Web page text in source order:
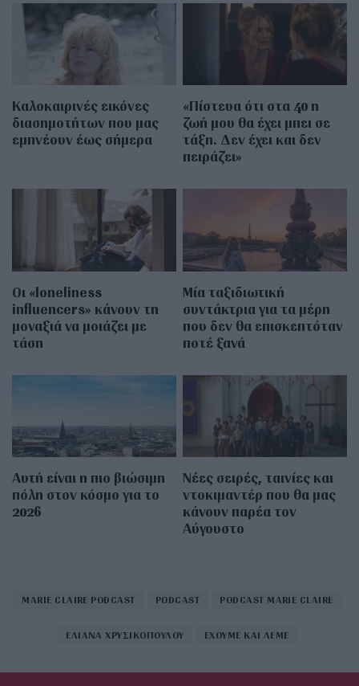
Καλοκαιρινές εικόνες
διασημοτήτων που μας
εμπνέουν έως σήμερα
«Πίστευα ότι στα 40 η
ζωή μου θα έχει μπει σε
τάξη. Δεν έχει και δεν
πειράζει»
Οι «loneliness
influencers» κάνουν τη
μοναξιά να μοιάζει με
τάση
Μία ταξιδιωτική
συντάκτρια για τα μέρη
που δεν θα επισκεπτόταν
ποτέ ξανά
Αυτή είναι η πιο βιώσιμη
πόλη στον κόσμο για το
2026
Νέες σειρές, ταινίες και
ντοκιμαντέρ που θα μας
κάνουν παρέα τον
Αύγουστο
MARIE CLAIRE PODCAST PODCAST PODCAST MARIE CLAIRE
ΕΛΙΑΝΑ ΧΡΥΣΙΚΟΠΟΥΛΟΥ ΕΧΟΥΜΕ ΚΑΙ ΛΕΜΕ